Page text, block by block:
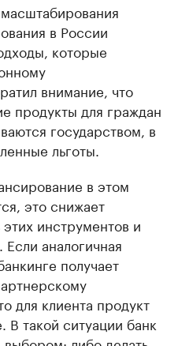
в России
которые
внимание, что
продукты для граждан
государством, в
льготы.
в этом
это снижает
инструментов и
аналогичная
получает
для клиента продукт
В такой ситуации банк